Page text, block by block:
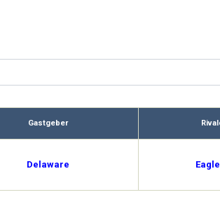
Gastgeber
Delaware